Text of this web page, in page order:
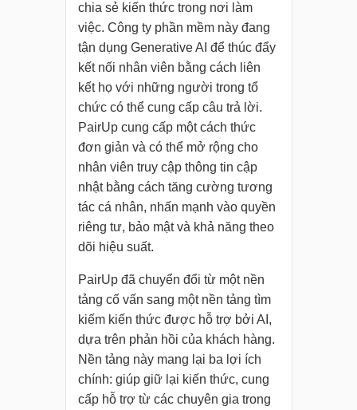
chia sẻ kiến thức trong nơi làm
việc. Công ty phần mềm này đang
tận dụng Generative AI để thúc đẩy
kết nối nhân viên bằng cách liên
kết họ với những người trong tổ
chức có thể cung cấp câu trả lời.
PairUp cung cấp một cách thức
đơn giản và có thể mở rộng cho
nhân viên truy cập thông tin cập
nhật bằng cách tăng cường tương
tác cá nhân, nhấn mạnh vào quyền
riêng tư, bảo mật và khả năng theo
dõi hiệu suất.
PairUp đã chuyển đổi từ một nền
tảng cố vấn sang một nền tảng tìm
kiếm kiến thức được hỗ trợ bởi AI,
dựa trên phản hồi của khách hàng.
Nền tảng này mang lại ba lợi ích
chính: giúp giữ lại kiến thức, cung
cấp hỗ trợ từ các chuyên gia trong